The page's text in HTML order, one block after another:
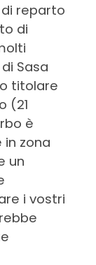
reparto
di
Sasa
titolare
(21
è
zona
un
i vostri